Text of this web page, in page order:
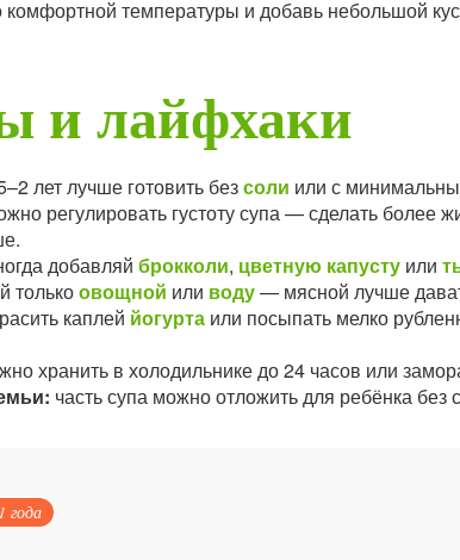
комфортной температуры и добавь небольшой
и лайфхаки
лет лучше готовить безсоли или с
регулировать густоту супа — сделать
добавляй брокколи, цветную капусту или
толькоовощной или воду— мясной лучше
каплей йогурта или посыпать мелко
хранить в холодильнике до 24 часов или
часть супа можно отложить для ребёнка
года